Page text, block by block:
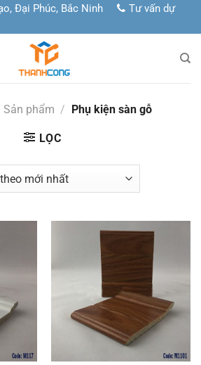
Đại Phúc, Bắc Ninh
Tư vấn dự
Sản phẩm / Phụ kiện sàn gỗ
LỌC